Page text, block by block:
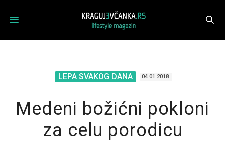
LEPA SVAKOG DANA 04.01.2018.
Medeni božićni pokloni
za celu porodicu